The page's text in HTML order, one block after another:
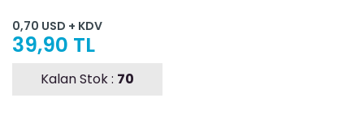
0,70 USD + KDV
39,90 TL
Kalan Stok : 70